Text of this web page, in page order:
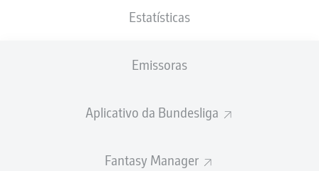
Estatísticas
Emissoras
Aplicativo da Bundesliga
Fantasy Manager
Publicidade